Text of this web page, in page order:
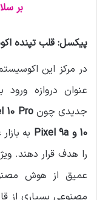
بر
پیکسل: قلب تپنده
در مرکز این
عنوان دروازه
جدیدی چون10 Pro
10 و Pixel 9a
به
را هدف قرار دهند.
عمیق از هوش